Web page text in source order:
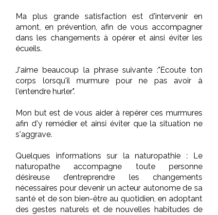
Ma plus grande satisfaction est d'intervenir en
amont, en prévention, afin de vous accompagner
dans les changements à opérer et ainsi éviter les
écueils.
J'aime beaucoup la phrase suivante :"Ecoute ton
corps lorsqu'il murmure pour ne pas avoir à
l'entendre hurler".
Mon but est de vous aider à repérer ces murmures
afin d'y remédier et ainsi éviter que la situation ne
s'aggrave.
Quelques informations sur la naturopathie : Le
naturopathe accompagne toute personne
désireuse d’entreprendre les changements
nécessaires pour devenir un acteur autonome de sa
santé et de son bien-être au quotidien, en adoptant
des gestes naturels et de nouvelles habitudes de